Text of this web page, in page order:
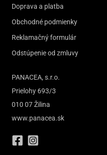
Doprava a platba
Obchodné podmienky
Reklamačný formulár
Odstúpenie od zmluvy
PANACEA, s.r.o.
Prielohy 693/3
010 07 Žilina
www.panacea.sk